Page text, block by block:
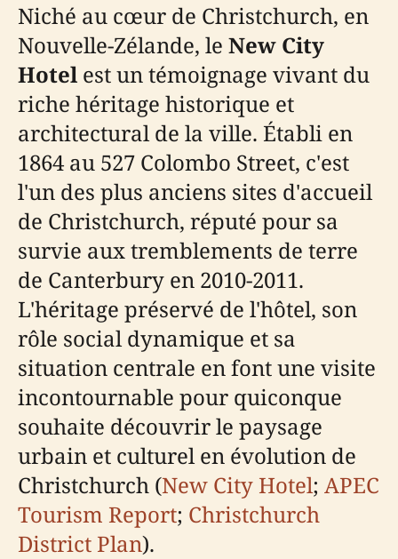
Niché au cœur de Christchurch, en
Nouvelle-Zélande, le New City
Hotel est un témoignage vivant du
riche héritage historique et
architectural de la ville. Établi en
1864 au 527 Colombo Street, c'est
l'un des plus anciens sites d'accueil
de Christchurch, réputé pour sa
survie aux tremblements de terre
de Canterbury en 2010-2011.
L'héritage préservé de l'hôtel, son
rôle social dynamique et sa
situation centrale en font une visite
incontournable pour quiconque
souhaite découvrir le paysage
urbain et culturel en évolution de
Christchurch (New City Hotel; APEC
Tourism Report; Christchurch
District Plan).